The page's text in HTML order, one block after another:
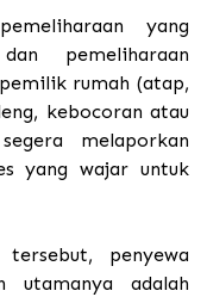
yang
pemeliharaan
rumah (atap,
kebocoran atau
melaporkan
yang wajar untuk
penyewa
utamanya adalah